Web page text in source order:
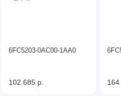
6FC5203-0AC00-1AA0
102 685 р.